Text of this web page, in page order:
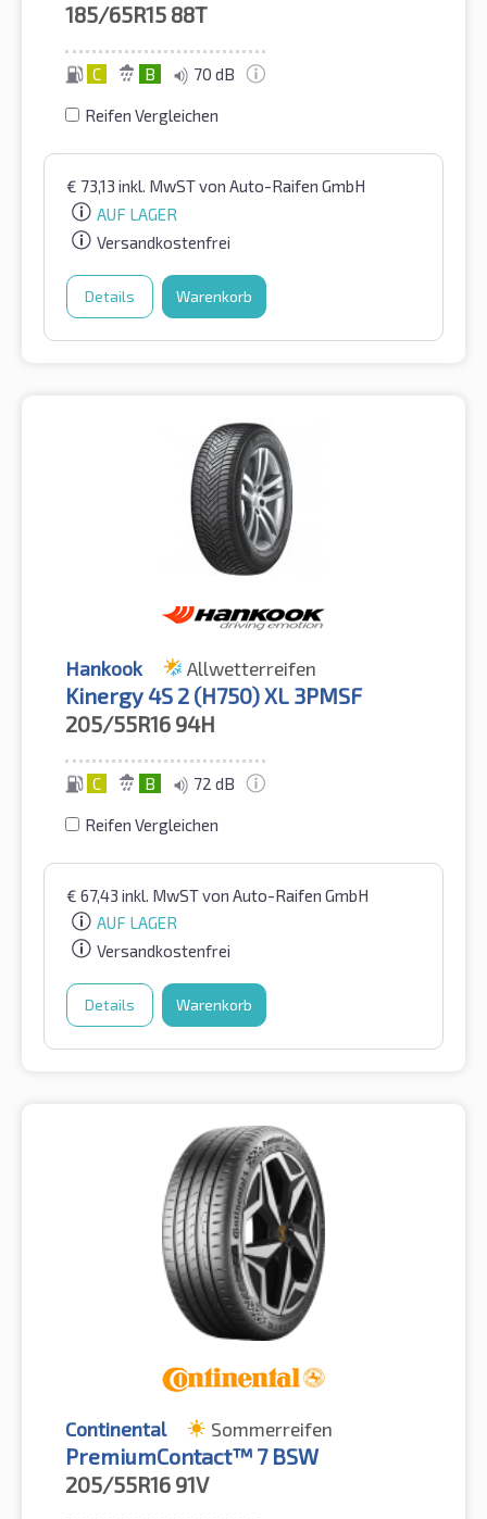
185/65R15 88T
C B 70 dB
Reifen Vergleichen
€ 73,13 inkl. MwSTvon Auto-Raifen GmbH
AUF LAGER
Versandkostenfrei
Details Warenkorb
Hankook Allwetterreifen
Kinergy 4S 2 (H750) XL 3PMSF
205/55R16 94H
C B 72 dB
Reifen Vergleichen
€ 67,43 inkl. MwSTvon Auto-Raifen GmbH
AUF LAGER
Versandkostenfrei
Details Warenkorb
Continental Sommerreifen
PremiumContact™ 7 BSW
205/55R16 91V